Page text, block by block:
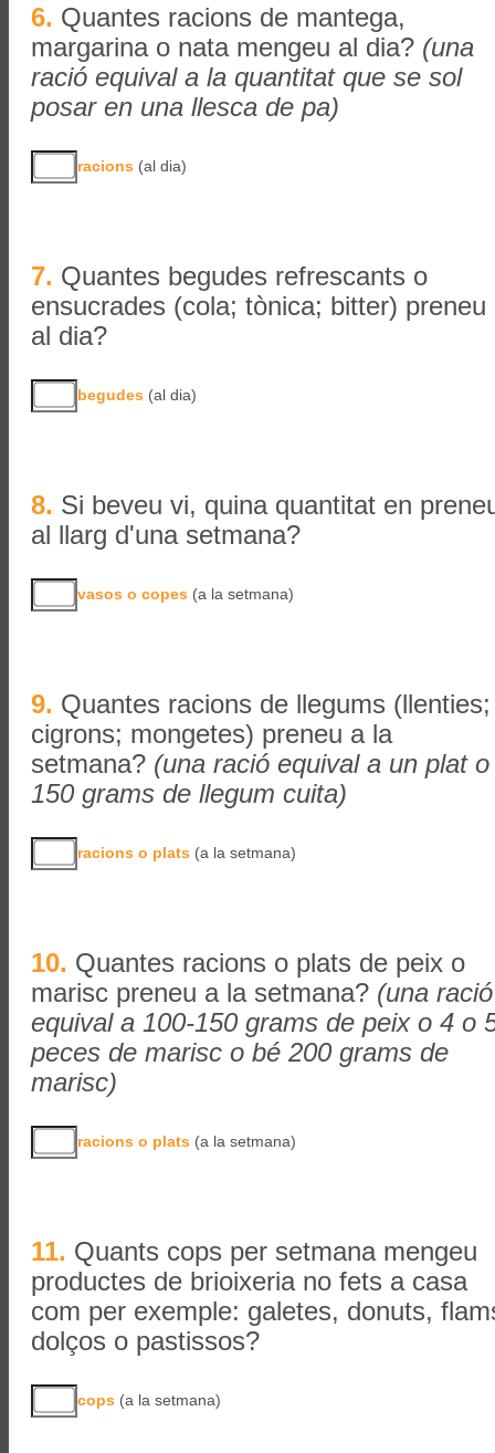
6. Quantes racions de mantega,
margarina o nata mengeu al dia? (una
ració equival a la quantitat que se sol
posar en una llesca de pa)
racions (al dia)
7. Quantes begudes refrescants o
ensucrades (cola; tònica; bitter) preneu
al dia?
begudes (al dia)
8. Si beveu vi, quina quantitat en
al llarg d'una setmana?
vasos o copes (a la setmana)
9. Quantes racions de llegums (llenties;
cigrons; mongetes) preneu a la
setmana? (una ració equival a un plat o
150 grams de llegum cuita)
racions o plats (a la setmana)
10. Quantes racions o plats de peix o
marisc preneu a la setmana? (una ració
equival a 100-150 grams de peix o 4 o
peces de marisc o bé 200 grams de
marisc)
racions o plats (a la setmana)
11. Quants cops per setmana mengeu
productes de brioixeria no fets a casa
com per exemple: galetes, donuts,
dolços o pastissos?
cops (a la setmana)